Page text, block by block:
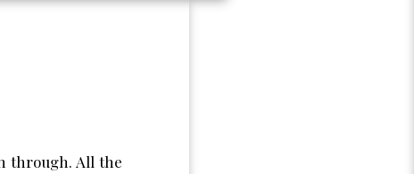
through. All the